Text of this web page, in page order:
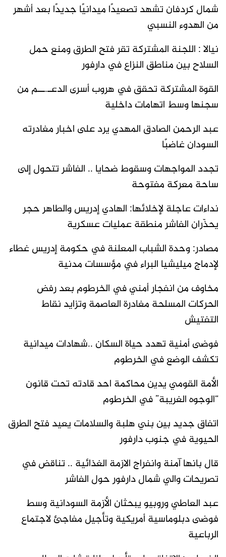
شمال كردفان تشهد تصعيدًا ميدانيًا جديدًا بعد أشهر
من الهدوء النسبي
نيالا : اللجنة المشتركة تقر فتح الطرق ومنع حمل
السلاح بين مناطق النزاع في دارفور
القوة المشتركة تحقق في هروب أسرى الدعـ.ــم من
سجنها وسط اتهامات داخلية
عبد الرحمن الصادق المهدي يرد على اخبار مغادرته
السودان غاضبًا
تجدد المواجهات وسقوط ضحايا .. الفاشر تتحول إلى
ساحة معركة مفتوحة
نداءات عاجلة لإخلائها: الهادي إدريس والطاهر حجر
يحذّران الفاشر منطقة عمليات عسكرية
مصادر: وحدة الشباب المعلنة في حكومة إدريس غطاء
لإدماج ميليشيا البراء في مؤسسات مدنية
مخاوف من انفجار أمني في الخرطوم بعد رفض
الحركات المسلحة مغادرة العاصمة وتزايد نقاط
التفتيش
فوضى أمنية تهدد حياة السكان ..شهادات ميدانية
تكشف الوضع في الخرطوم
الأمة القومي يدين محاكمة احد قادته تحت قانون
“الوجوه الغريبة” في الخرطوم
اتفاق جديد بين بني هلبة والسلامات يعيد فتح الطرق
الحيوية في جنوب دارفور
قال بانها آمنة وانفراج الازمة الغذائية .. تناقض في
تصريحات والي شمال دارفور حول الفاشر
عبد العاطي وروبيو يبحثان الأزمة السودانية وسط
فوضى دبلوماسية أمريكية وتأجيل مفاجئ لاجتماع
الرباعية